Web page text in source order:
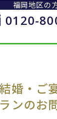
福岡地区の
0120-
婚・ご
ンのお